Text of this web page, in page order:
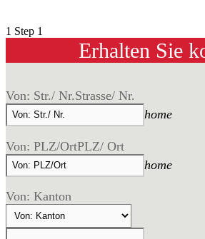
1 Step 1
Erhalten Sie
Von: Str./ Nr.Strasse/ Nr.
home
Von: PLZ/OrtPLZ/ Ort
home
Von: Kanton